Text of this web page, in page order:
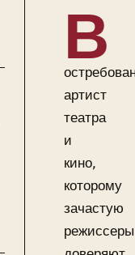
В
артист
театра
и
кино,
которому
зачастую
режиссеры